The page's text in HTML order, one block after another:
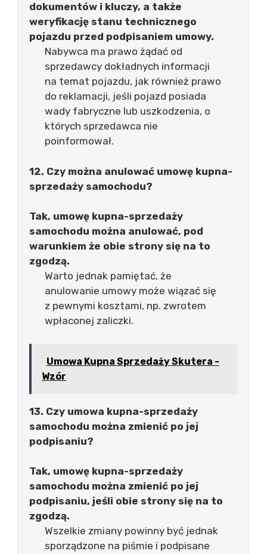
dokumentów i kluczy, a także
weryfikację stanu technicznego
pojazdu przed podpisaniem umowy.
Nabywca ma prawo żądać od
sprzedawcy dokładnych informacji
na temat pojazdu, jak również prawo
do reklamacji, jeśli pojazd posiada
wady fabryczne lub uszkodzenia, o
których sprzedawca nie
poinformował.
12. Czy można anulować umowę kupna-
sprzedaży samochodu?
Tak, umowę kupna-sprzedaży
samochodu można anulować, pod
warunkiem że obie strony się na to
zgodzą.
Warto jednak pamiętać, że
anulowanie umowy może wiązać się
z pewnymi kosztami, np. zwrotem
wpłaconej zaliczki.
Umowa Kupna Sprzedaży Skutera -
Wzór
13. Czy umowa kupna-sprzedaży
samochodu można zmienić po jej
podpisaniu?
Tak, umowę kupna-sprzedaży
samochodu można zmienić po jej
podpisaniu, jeśli obie strony się na to
zgodzą.
Wszelkie zmiany powinny być jednak
sporządzone na piśmie i podpisane